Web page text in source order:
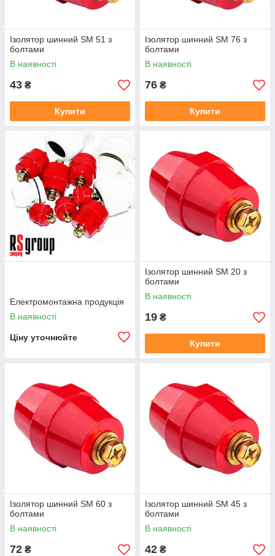
Ізолятор шинний SM 51 з
болтами
В наявності
43 ₴
Купити
Ізолятор шинний SM 76 з
болтами
В наявності
76 ₴
Купити
Електромонтажна продукція
В наявності
Ціну уточнюйте
Ізолятор шинний SM 20 з
болтами
В наявності
19 ₴
Купити
Ізолятор шинний SM 60 з
болтами
В наявності
72 ₴
Ізолятор шинний SM 45 з
болтами
В наявності
42 ₴